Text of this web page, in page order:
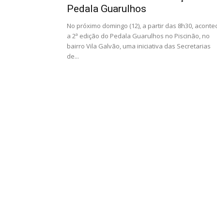
Pedala Guarulhos
No próximo domingo (12), a partir das 8h30,
a 2ª edição do Pedala Guarulhos no Piscinão, no
bairro Vila Galvão, uma iniciativa das Secretarias
de...